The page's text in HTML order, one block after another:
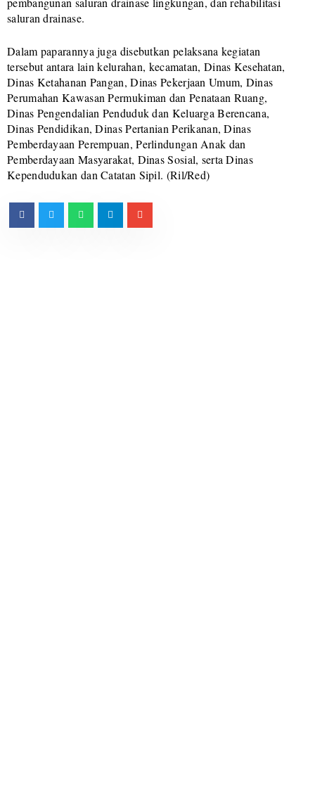
saluran drainase.
Dalam paparannya juga disebutkan pelaksana kegiatan
tersebut antara lain kelurahan, kecamatan, Dinas Kesehatan,
Dinas Ketahanan Pangan, Dinas Pekerjaan Umum, Dinas
Perumahan Kawasan Permukiman dan Penataan Ruang,
Dinas Pengendalian Penduduk dan Keluarga Berencana,
Dinas Pendidikan, Dinas Pertanian Perikanan, Dinas
Pemberdayaan Perempuan, Perlindungan Anak dan
Pemberdayaan Masyarakat, Dinas Sosial, serta Dinas
Kependudukan dan Catatan Sipil. (Ril/Red)